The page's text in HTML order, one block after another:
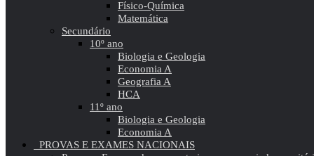
Físico-Química
Matemática
Secundário
10º ano
Biologia e Geologia
Economia A
Geografia A
HCA
11º ano
Biologia e Geologia
Economia A
PROVAS E EXAMES NACIONAIS